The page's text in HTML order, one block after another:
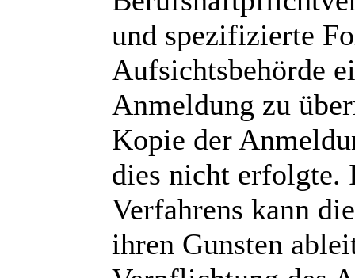
und spezifizierte
Aufsichtsbehörde
Anmeldung zu
Kopie der
dies nicht erfolgte.
Verfahrens kann
ihren Gunsten